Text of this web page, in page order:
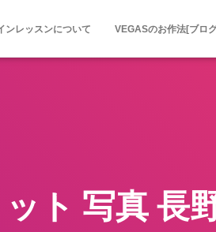
ンレッスンについて VEGASのお作法[ブロ
ト 写真 長